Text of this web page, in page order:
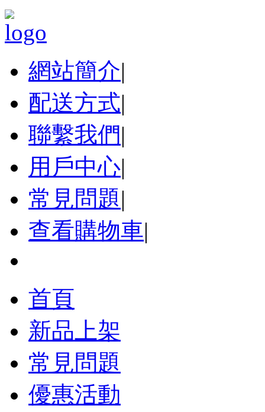
網站簡介|
配送方式|
聯繫我們|
用戶中心|
常見問題|
查看購物車|
首頁
新品上架
常見問題
優惠活動